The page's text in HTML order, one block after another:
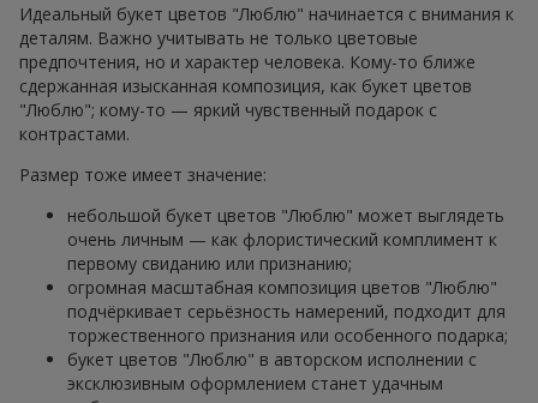
Идеальный букет цветов "Люблю" начинается с внимания к
деталям. Важно учитывать не только цветовые
предпочтения, но и характер человека. Кому-то ближе
сдержанная изысканная композиция, как букет цветов
"Люблю"; кому-то — яркий чувственный подарок с
контрастами.
Размер тоже имеет значение:
небольшой букет цветов "Люблю" может выглядеть
очень личным — как флористический комплимент к
первому свиданию или признанию;
огромная масштабная композиция цветов "Люблю"
подчёркивает серьёзность намерений, подходит для
торжественного признания или особенного подарка;
букет цветов "Люблю" в авторском исполнении с
эксклюзивным оформлением станет удачным